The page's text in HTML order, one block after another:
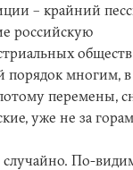
– крайний
российскую
порядок многим,
перемены,
уже не за
По-